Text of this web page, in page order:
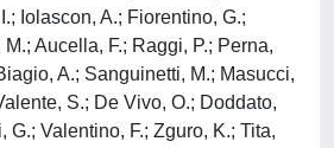
Iolascon, A.; Fiorentino, G.;
Aucella, F.; Raggi, P.; Perna,
A.; Sanguinetti, M.; Masucci,
S.; De Vivo, O.; Doddato,
G.; Valentino, F.; Zguro, K.; Tita,